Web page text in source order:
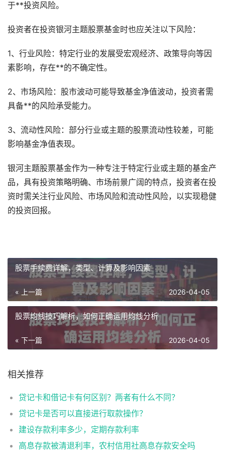
于**投资风险。
投资者在投资银河主题股票基金时也应关注以下风险：
1、行业风险：特定行业的发展受宏观经济、政策导向等因
素影响，存在**的不确定性。
2、市场风险：股市波动可能导致基金净值波动，投资者需
具备**的风险承受能力。
3、流动性风险：部分行业或主题的股票流动性较差，可能
影响基金净值表现。
银河主题股票基金作为一种专注于特定行业或主题的基金产
品，具有投资策略明确、市场前景广阔的特点，投资者在投
资时需关注行业风险、市场风险和流动性风险，以实现稳健
的投资回报。
股票手续费详解，类型、计算及影响因素
« 上一篇 2026-04-05
股票均线技巧解析，如何正确运用均线分析
« 下一篇 2026-04-05
相关推荐
贷记卡和借记卡有何区别？两者有什么不同？
贷记卡是否可以直接进行取款操作？
建设存款利率多少，定期存款利率
高息存款被清退利率，农村信用社高息存款安全吗